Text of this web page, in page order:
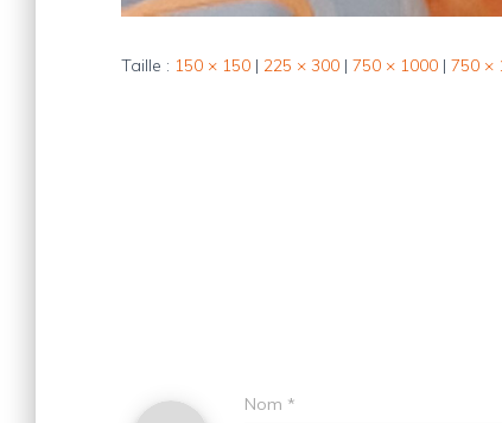
Taille : 150 × 150 | 225 × 300 | 750 × 1000 | 750 ×
Nom *